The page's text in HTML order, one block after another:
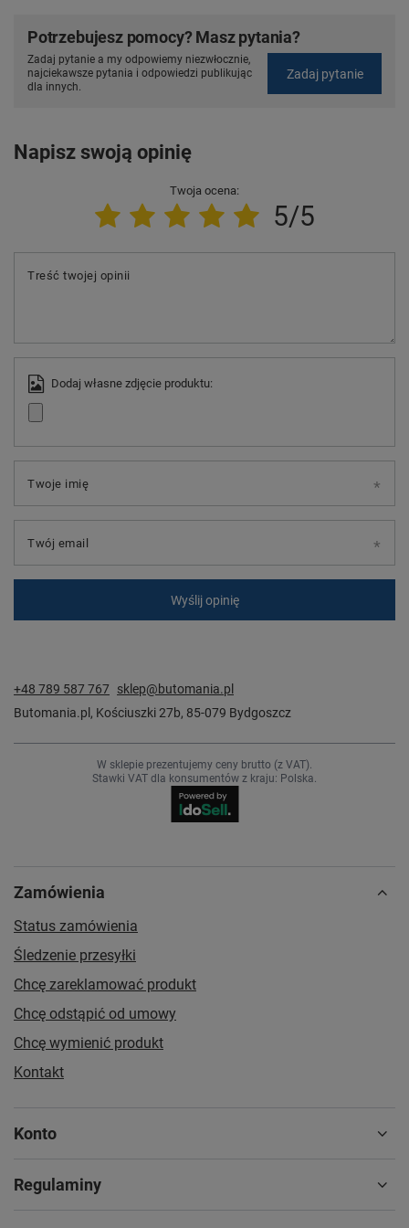
Potrzebujesz pomocy? Masz pytania?
Zadaj pytanie a my odpowiemy niezwłocznie,
najciekawsze pytania i odpowiedzi publikując
dla innych.
Zadaj pytanie
Napisz swoją opinię
Twoja ocena:
5/5
Treść twojej opinii
Dodaj własne zdjęcie produktu:
Twoje imię
Twój email
Wyślij opinię
+48 789 587 767 sklep@butomania.pl
Butomania.pl , Kościuszki 27b, 85-079 Bydgoszcz
W sklepie prezentujemy ceny brutto (z VAT).
Stawki VAT dla konsumentów z kraju: Polska.
Zamówienia
Status zamówienia
Śledzenie przesyłki
Chcę zareklamować produkt
Chcę odstąpić od umowy
Chcę wymienić produkt
Kontakt
Konto
Regulaminy